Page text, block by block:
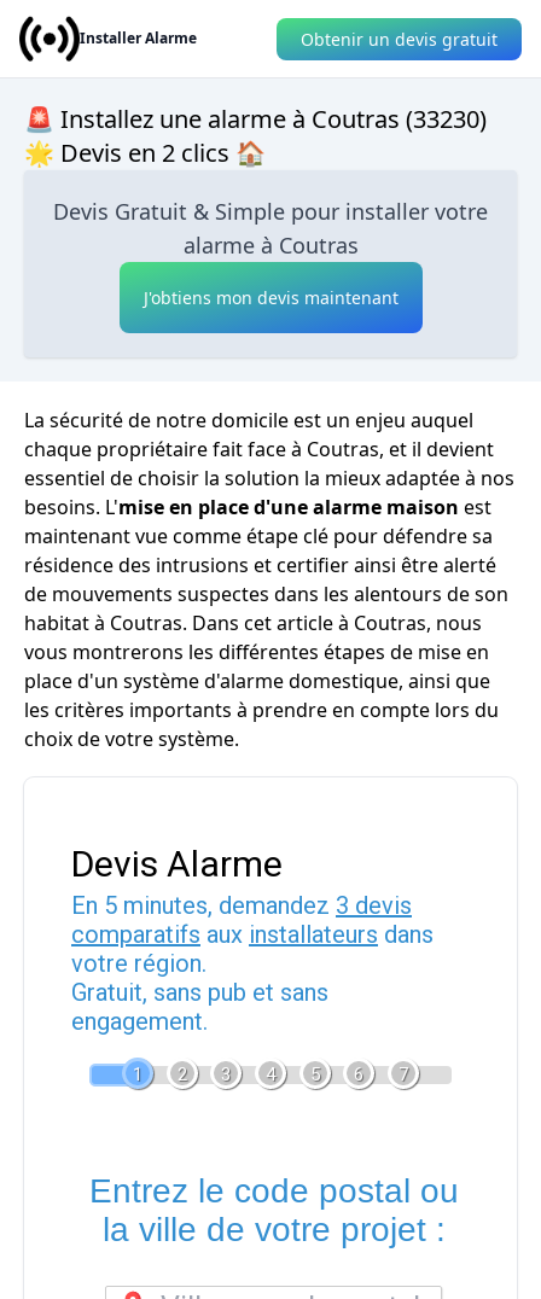
Installer Alarme Obtenir un devis gratuit
🚨 Installez une alarme à Coutras (33230)
🌟 Devis en 2 clics 🏠
Devis Gratuit & Simple pour installer votre
alarme à Coutras
J'obtiens mon devis maintenant
La sécurité de notre domicile est un enjeu auquel
chaque propriétaire fait face à Coutras, et il devient
essentiel de choisir la solution la mieux adaptée à nos
besoins. L'mise en place d'une alarme maison est
maintenant vue comme étape clé pour défendre sa
résidence des intrusions et certifier ainsi être alerté
de mouvements suspectes dans les alentours de son
habitat à Coutras. Dans cet article à Coutras, nous
vous montrerons les différentes étapes de mise en
place d'un système d'alarme domestique, ainsi que
les critères importants à prendre en compte lors du
choix de votre système.
Devis Alarme
En 5 minutes, demandez 3 devis
comparatifs aux installateurs dans
votre région.
Gratuit, sans pub et sans
engagement.
1 2 3 4 5 6 7
Entrez le code postal ou
la ville de votre projet :